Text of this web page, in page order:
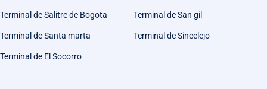
Terminal de Salitre de Bogota Terminal de San gil
Terminal de Santa marta Terminal de Sincelejo
Terminal de El Socorro